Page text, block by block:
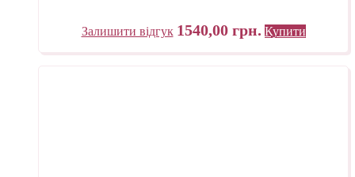
Залишити відгук 1540,00 грн. Купити